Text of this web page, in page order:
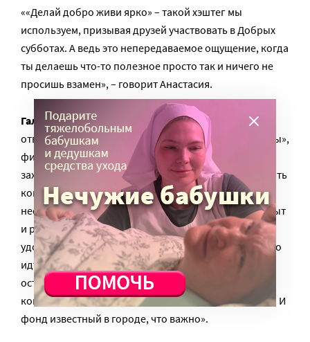
««Делай добро живи ярко» – такой хэштег мы
используем, призывая друзей участвовать в Добрых
субботах. А ведь это непередаваемое ощущение, когда
ты делаешь что-то полезное просто так и ничего не
просишь взамен», – говорит Анастасия.
Галина Бойко, калининградский журналист,
ответственный секретарь «Калининградской правды»,
филолог, узнала об акции в интернете. И тоже
захотела поработать официантом. «Важно установить
коммуникацию с посетителем кафе, это журналисту
несложно. А сама идея прекрасная. Когда человек сыт
и расслаблен, он становится добрее, и к тому же это
удобная благотворительность – тебе не надо куда-то
идти, перечислять деньги, достаточно просто
оставить чаевые. Важно и то, что человек видит:
конкретная помощь оказана конкретному человеку. И
фонд известный в городе, что важно».